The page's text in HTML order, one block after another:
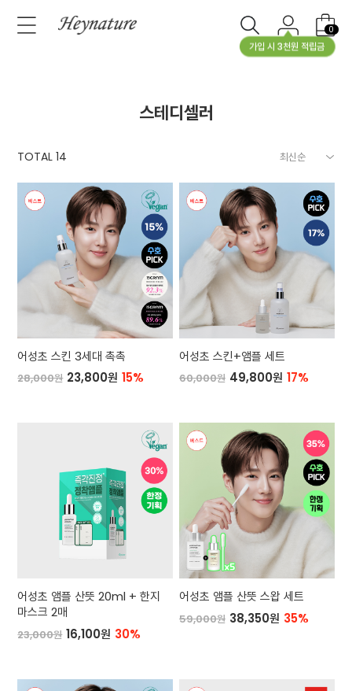
가입 시 3천원 적립금
0
스테디셀러
TOTAL14
어성초 스킨 3세대 촉촉
28,000원 23,800원 15%
어성초 스킨+앰플 세트
60,000원 49,800원 17%
어성초 앰플 산뜻 20ml + 한지
마스크 2매
23,000원 16,100원 30%
어성초 앰플 산뜻 스왑 세트
59,000원 38,350원 35%